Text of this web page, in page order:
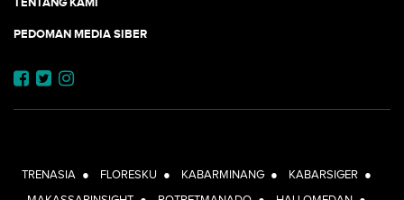
PEDOMAN MEDIA SIBER
TRENASIA ● FLORESKU ● KABARMINANG ● KABARSIGER ●